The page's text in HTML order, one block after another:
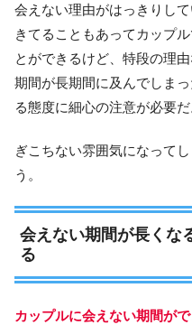
会えない理由がはっきりし
きてることもあってカップ
とができるけど、特段の理
期間が長期間に及んでしま
る態度に細心の注意が必要だ
ぎこちない雰囲気になって
う。
会えない期間が長くな
る
カップルに会えない期間が